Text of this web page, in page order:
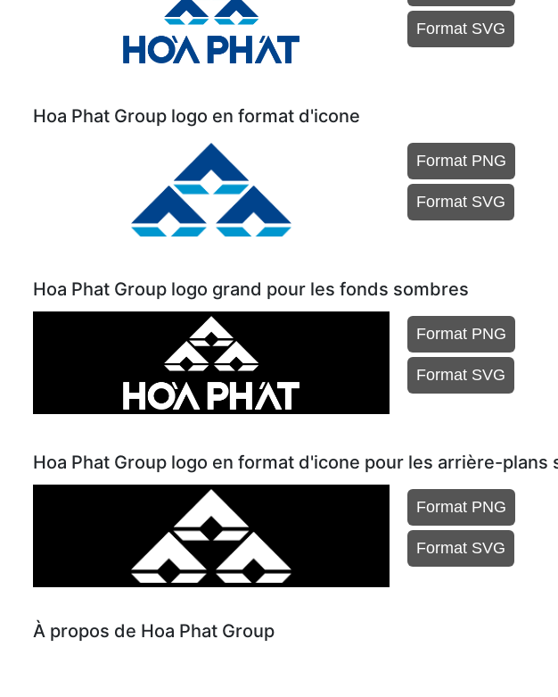
Format SVG
Hoa Phat Group logo en format d'icone
Format PNG
Format SVG
Hoa Phat Group logo grand pour les fonds sombres
Format PNG
Format SVG
Hoa Phat Group logo en format d'icone pour les arrière-plans
Format PNG
Format SVG
À propos de Hoa Phat Group